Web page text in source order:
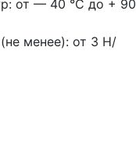
от — 40 °C до + 90
менее): от 3 Н/